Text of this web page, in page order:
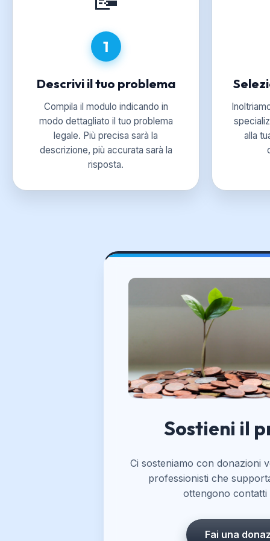
1
Descrivi il tuo problema
Compila il modulo indicando in
modo dettagliato il tuo problema
legale. Più precisa sarà la
descrizione, più accurata sarà la
risposta.
alla
Sostieni il
Ci sosteniamo con donazioni
professionisti che
ottengono contatti
Fai una